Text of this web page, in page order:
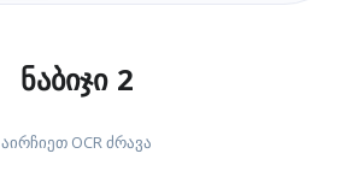
ნაბიჯი 2
აირჩიეთ OCR ძრავა